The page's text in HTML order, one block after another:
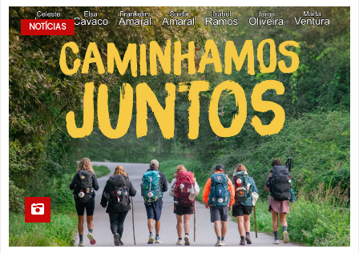
NOTÍCIAS